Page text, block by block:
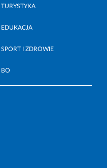
TURYSTYKA
EDUKACJA
SPORT I ZDROWIE
BO